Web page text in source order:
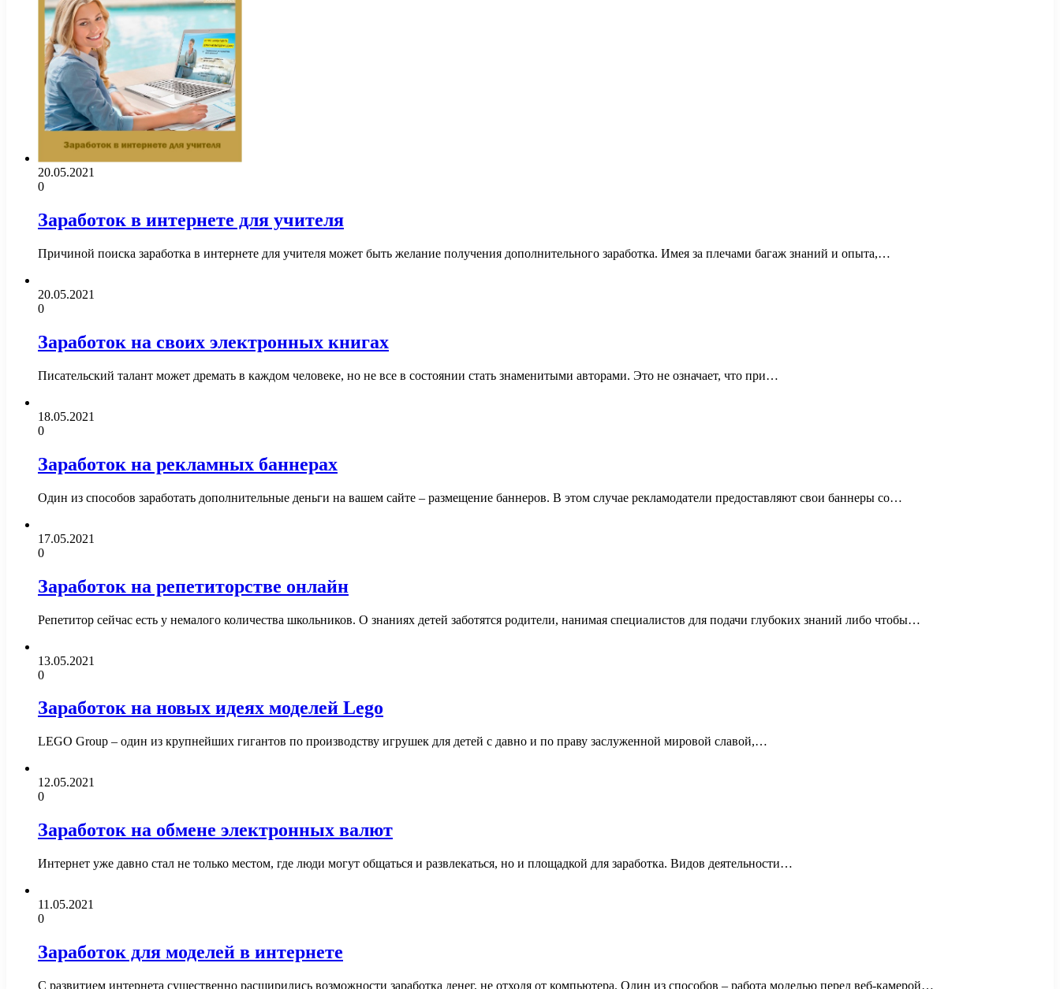
20.05.2021
0
Заработок в интернете для учителя
Причиной поиска заработка в интернете для учителя может быть желание получения дополнительного заработка. Имея за плечами багаж знаний и опыта,…
20.05.2021
0
Заработок на своих электронных книгах
Писательский талант может дремать в каждом человеке, но не все в состоянии стать знаменитыми авторами. Это не означает, что при…
18.05.2021
0
Заработок на рекламных баннерах
Один из способов заработать дополнительные деньги на вашем сайте – размещение баннеров. В этом случае рекламодатели предоставляют свои баннеры со…
17.05.2021
0
Заработок на репетиторстве онлайн
Репетитор сейчас есть у немалого количества школьников. О знаниях детей заботятся родители, нанимая специалистов для подачи глубоких знаний либо чтобы…
13.05.2021
0
Заработок на новых идеях моделей Lego
LEGO Group – один из крупнейших гигантов по производству игрушек для детей с давно и по праву заслуженной мировой славой,…
12.05.2021
0
Заработок на обмене электронных валют
Интернет уже давно стал не только местом, где люди могут общаться и развлекаться, но и площадкой для заработка. Видов деятельности…
11.05.2021
0
Заработок для моделей в интернете
С развитием интернета существенно расширились возможности заработка денег, не отходя от компьютера. Один из способов – работа моделью перед веб-камерой…